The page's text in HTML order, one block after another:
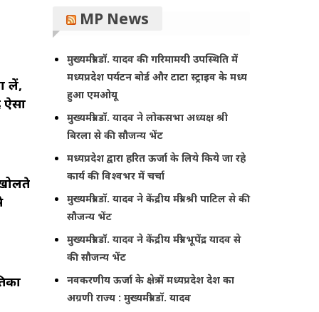
लें,
ऐसा
MP News
मुख्यमंत्री डॉ. यादव की गरिमामयी उपस्थिति में
मध्यप्रदेश पर्यटन बोर्ड और टाटा स्ट्राइव के मध्य
हुआ एमओयू
मुख्यमंत्री डॉ. यादव ने लोकसभा अध्यक्ष श्री
बिरला से की सौजन्य भेंट
मध्यप्रदेश द्वारा हरित ऊर्जा के लिये किये जा रहे
कार्य की विश्वभर में चर्चा
मुख्यमंत्री डॉ. यादव ने केंद्रीय मंत्री श्री पाटिल से की
सौजन्य भेंट
मुख्यमंत्री डॉ. यादव ने केंद्रीय मंत्री भूपेंद्र यादव से
की सौजन्य भेंट
नवकरणीय ऊर्जा के क्षेत्र में मध्यप्रदेश देश का
अग्रणी राज्य : मुख्यमंत्री डॉ. यादव